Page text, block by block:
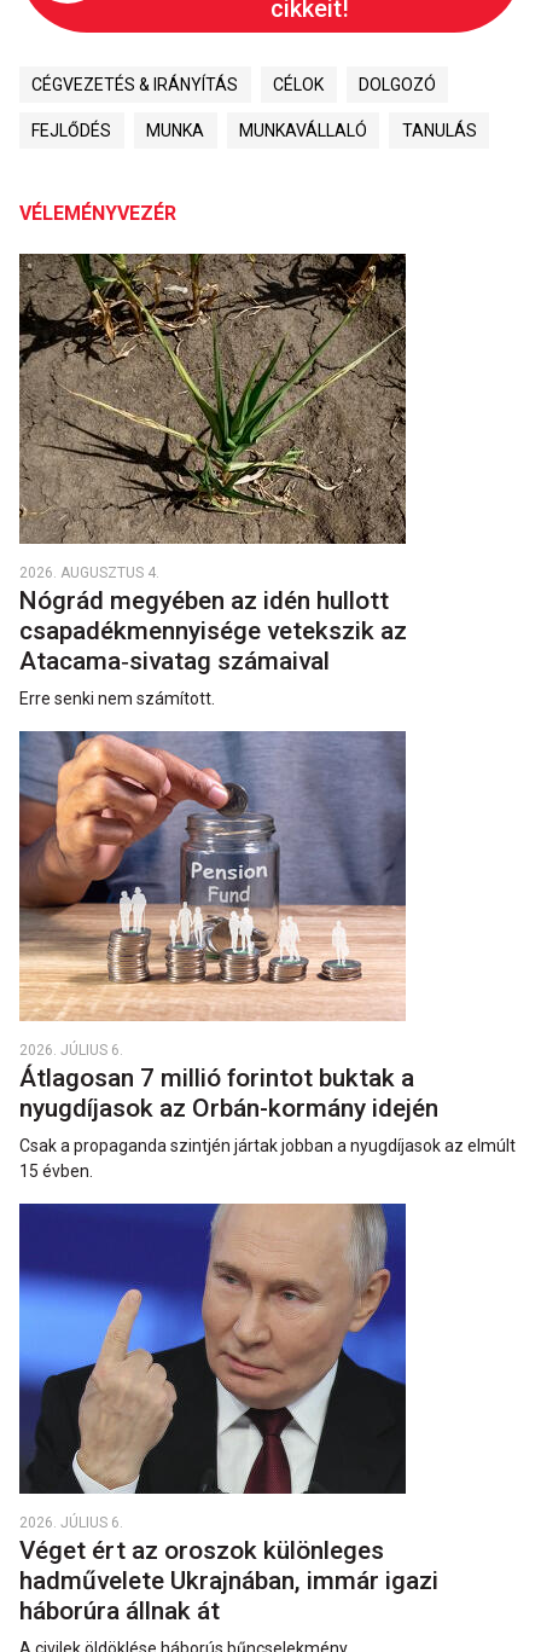
cikkeit!
CÉGVEZETÉS & IRÁNYÍTÁS CÉLOK DOLGOZÓ
FEJLŐDÉS MUNKA MUNKAVÁLLALÓ TANULÁS
VÉLEMÉNYVEZÉR
2026. AUGUSZTUS 4.
Nógrád megyében az idén hullott
csapadékmennyisége vetekszik az
Atacama‑sivatag számaival
Erre senki nem számított.
2026. JÚLIUS 6.
Átlagosan 7 millió forintot buktak a
nyugdíjasok az Orbán-kormány idején
Csak a propaganda szintjén jártak jobban a nyugdíjasok az elmúlt
15 évben.
2026. JÚLIUS 6.
Véget ért az oroszok különleges
hadművelete Ukrajnában, immár igazi
háborúra állnak át